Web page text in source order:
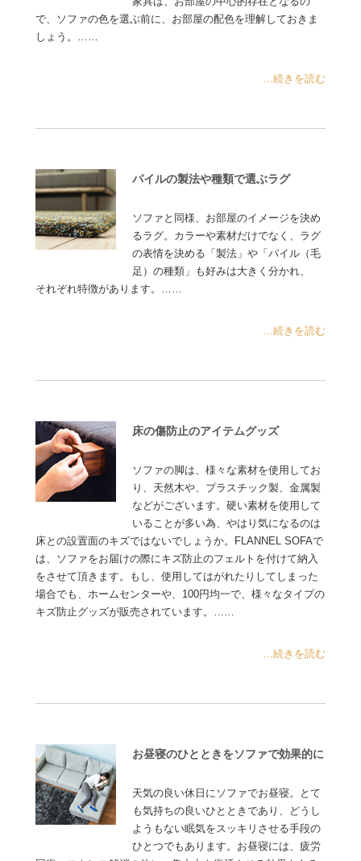
で、ソファの色を選ぶ前に、お部屋の配色を理解しておきま
しょう。……
...続きを読む
パイルの製法や種類で選ぶラグ
ソファと同様、お部屋のイメージを決め
るラグ。カラーや素材だけでなく、ラグ
の表情を決める「製法」や「パイル（毛
足）の種類」も好みは大きく分かれ、
それぞれ特徴があります。……
...続きを読む
床の傷防止のアイテムグッズ
ソファの脚は、様々な素材を使用してお
り、天然木や、プラスチック製、金属製
などがございます。硬い素材を使用して
いることが多い為、やはり気になるのは
床との設置面のキズではないでしょうか。FLANNEL SOFAで
は、ソファをお届けの際にキズ防止のフェルトを付けて納入
をさせて頂きます。もし、使用してはがれたりしてしまった
場合でも、ホームセンターや、100円均一で、様々なタイプの
キズ防止グッズが販売されています。……
...続きを読む
お昼寝のひとときをソファで効果的に
天気の良い休日にソファでお昼寝。とて
も気持ちの良いひとときであり、どうし
ようもない眠気をスッキリさせる手段の
ひとつでもあります。お昼寝には、疲労